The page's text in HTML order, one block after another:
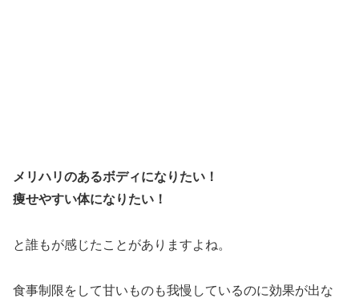
メリハリのあるボディになりたい！
痩せやすい体になりたい！
と誰もが感じたことがありますよね。
食事制限をして甘いものも我慢しているのに効果が出な